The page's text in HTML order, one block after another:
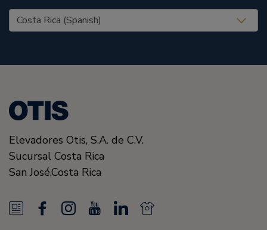
United States (EN)
Elevadores Otis, S.A. de C.V.
Sucursal Costa Rica
San José,Costa Rica
N
I
L
N